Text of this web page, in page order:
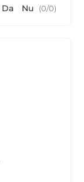
Da Nu (0/0)